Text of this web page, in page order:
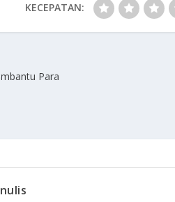
KECEPATAN:
Para